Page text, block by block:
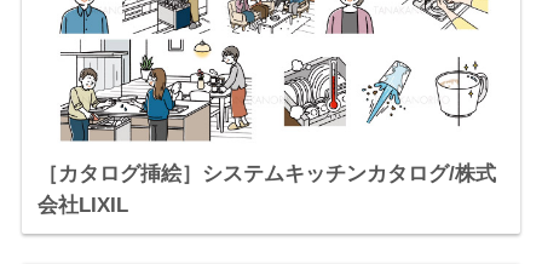
［カタログ挿絵］システムキッチンカタログ/株式
会社LIXIL